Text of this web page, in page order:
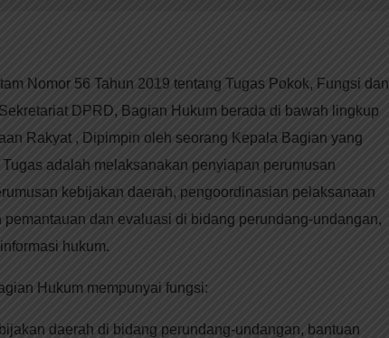
Nomor 56 Tahun 2019 tentang Tugas Pokok, Fungsi dan
DPRD, Bagian Hukum berada di bawah lingkup
Rakyat , Dipimpin oleh seorang Kepala Bagian yang
adalah melaksanakan penyiapan perumusan
kebijakan daerah, pengoordinasian pelaksanaan
dan evaluasi di bidang perundang-undangan,
hukum.
Hukum mempunyai fungsi:
daerah di bidang perundang-undangan, bantuan